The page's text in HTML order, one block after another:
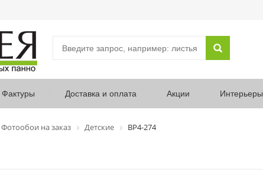
Фактуры Доставка и оплата Акции Интерьеры
Фотообои на заказ Детские ВР4-274